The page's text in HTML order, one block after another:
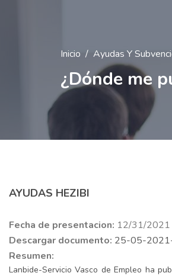
Inicio Ayudas Y
¿Dónde me
AYUDAS HEZIBI
Fecha de presentacion: 12/31/2021
Descargar documento: 25-05-
Resumen:
Lanbide-Servicio Vasco de Empleo ha